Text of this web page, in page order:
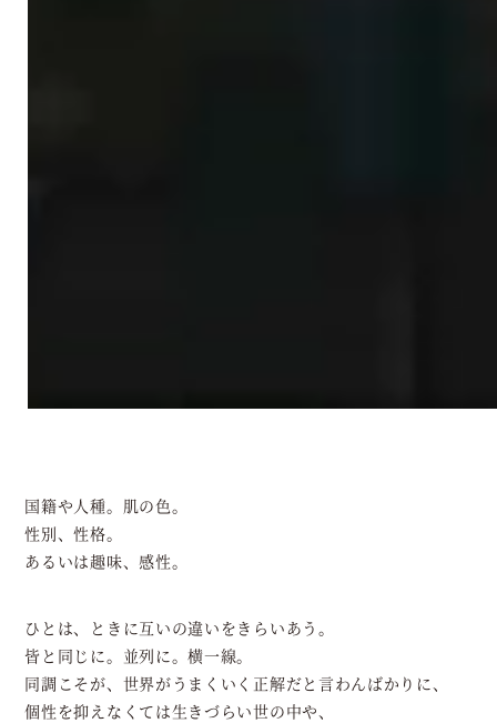
国籍や人種。肌の色。
性別、性格。
あるいは趣味、感性。
ひとは、ときに互いの違いをきらいあう。
皆と同じに。並列に。横一線。
同調こそが、世界がうまくいく正解だと言わんばかりに、
個性を抑えなくては生きづらい世の中や、